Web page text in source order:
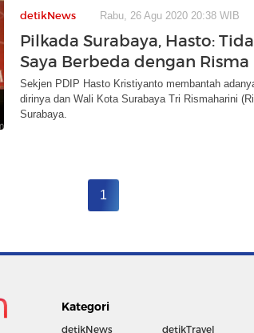
detikNews Rabu, 26 Agu 2020 20:38 WIB
Pilkada Surabaya, Hasto:
Saya Berbeda dengan Risma
Sekjen PDIP Hasto Kristiyanto membantah
dirinya dan Wali Kota Surabaya Tri Rismaharini
Surabaya.
1
Kategori
detikNews
detikTravel